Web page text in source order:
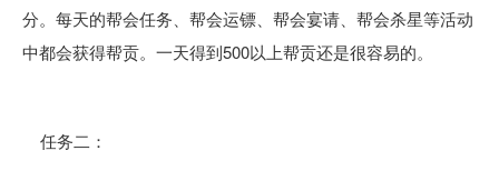
分。每天的帮会任务、帮会运镖、帮会宴请、帮会杀星等活动
中都会获得帮贡。一天得到500以上帮贡还是很容易的。
任务二：